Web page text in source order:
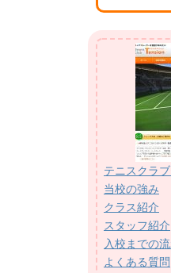
テニスクラ
当校の強み
クラス紹介
スタッフ紹介
入校までの
よくある質問